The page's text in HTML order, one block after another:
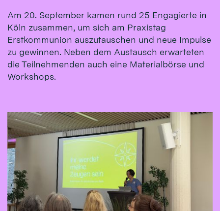
Am 20. September kamen rund 25 Engagierte in
Köln zusammen, um sich am Praxistag
Erstkommunion auszutauschen und neue Impulse
zu gewinnen. Neben dem Austausch erwarteten
die Teilnehmenden auch eine Materialbörse und
Workshops.